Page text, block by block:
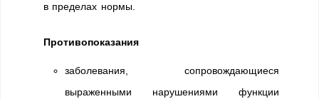
в пределах нормы.
Противопоказания
заболевания, сопровождающиеся
выраженными нарушениями функции